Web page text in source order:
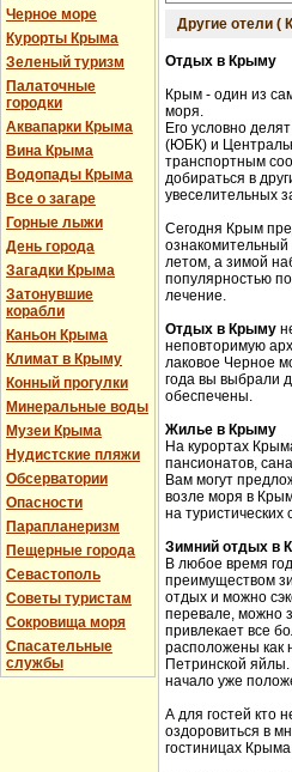
Черное море
Курорты Крыма
Зеленый туризм
Палаточные
городки
Аквапарки Крыма
Вина Крыма
Водопады Крыма
Все о загаре
Горные лыжи
День города
Загадки Крыма
Затонувшие
корабли
Каньон Крыма
Климат в Крыму
Конный прогулки
Минеральные воды
Музеи Крыма
Нудистские пляжи
Обсерватории
Опасности
Парапланеризм
Пещерные города
Севастополь
Советы туристам
Сокровища моря
Спасательные
службы
Другие отели (
Отдых в Крыму
Крым - один из
моря.
Его условно
(ЮБК) и
транспортным
добираться в
увеселительных
Сегодня Крым
летом, а зимой
популярностью
лечение.
Отдых в Крыму
неповторимую
лаковое Черное
года вы выбрали
обеспечены.
Жилье в Крыму
На курортах
пансионатов,
Вам могут
возле моря в
на
Зимний отдых в
В любое время
преимуществом
отдых и можно
перевале, можно
привлекает все
расположены как
Петринской
начало уже
А для гостей кто
оздоровиться в
гостиницах